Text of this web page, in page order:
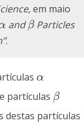
, em maio
andβ
βParticles
.
α
α
partículas β
β
destas partículas